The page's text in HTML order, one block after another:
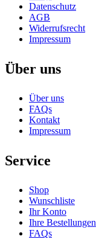
Datenschutz
AGB
Widerrufsrecht
Impressum
Über uns
Über uns
FAQs
Kontakt
Impressum
Service
Shop
Wunschliste
Ihr Konto
Ihre Bestellungen
FAQs